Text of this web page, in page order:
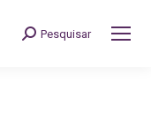
Search:
Pesquisar